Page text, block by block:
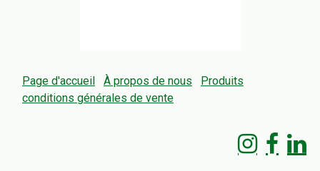
Page d'accueil À propos de nous
Produits
conditions générales de vente